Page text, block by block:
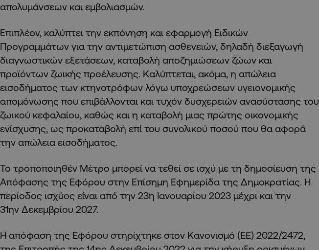
απολυμάνσεων και εμβολιασμών.
Επιπλέον, καλύπτει την εκπόνηση και εφαρμογή Ειδικών
Προγραμμάτων για την αντιμετώπιση ασθενειών, δηλαδή διεξαγωγή
διαγνωστικών εξετάσεων, καταβολή αποζημιώσεων ζώων και
προϊόντων ζωικής προέλευσης. Καλύπτεται, ακόμα, η απώλεια
εισοδήματος των κτηνοτρόφων λόγω υποχρεώσεων υγειονομικής
απομόνωσης που επιβάλλονται και τυχόν δυσχερειών ανασύστασης του
ζωικού κεφαλαίου, καθώς και η καταβολή μιας πρώτης οικονομικής
ενίσχυσης, ως προκαταβολή επί του συνολικού ποσού που θα αφορά
την απώλεια εισοδήματος.
Το τροποποιηθέν Μέτρο μπορεί να τεθεί σε ισχύ με τη δημοσίευση της
Απόφασης της Εφόρου στην Επίσημη Εφημερίδα της Δημοκρατίας. Η
περίοδος ισχύος είναι από την 23η Ιανουαρίου 2023 μέχρι και την
31ην Δεκεμβρίου 2027.
Η απόφαση της Εφόρου στηρίχτηκε στον Κανονισμό (ΕΕ) 2022/2472,